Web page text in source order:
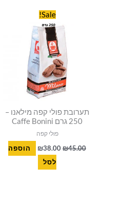
Sale!
תערובת פולי קפה מילאנו –
250 גרם Caffe Bonini
פולי קפה
₪45.00
המחיר
המקורי
היה:
₪45.00.
₪38.00
הוא:
₪38.00.
הוספה
לסל